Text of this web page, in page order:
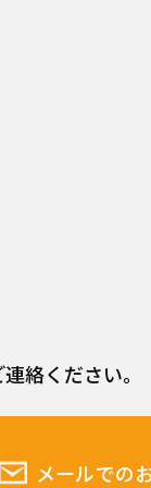
絡ください。
メールでの